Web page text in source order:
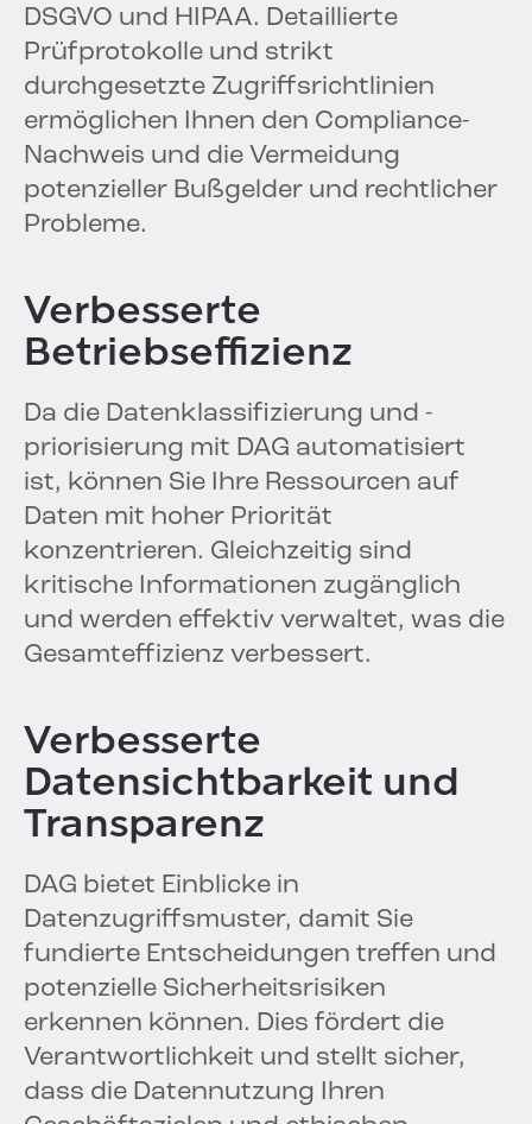
DSGVO und HIPAA. Detaillierte
Prüfprotokolle und strikt
durchgesetzte Zugriffsrichtlinien
ermöglichen Ihnen den Compliance-
Nachweis und die Vermeidung
potenzieller Bußgelder und rechtlicher
Probleme.
Verbesserte
Betriebseffizienz
Da die Datenklassifizierung und -
priorisierung mit DAG automatisiert
ist, können Sie Ihre Ressourcen auf
Daten mit hoher Priorität
konzentrieren. Gleichzeitig sind
kritische Informationen zugänglich
und werden effektiv verwaltet, was die
Gesamteffizienz verbessert.
Verbesserte
Datensichtbarkeit und
Transparenz
DAG bietet Einblicke in
Datenzugriffsmuster, damit Sie
fundierte Entscheidungen treffen und
potenzielle Sicherheitsrisiken
erkennen können. Dies fördert die
Verantwortlichkeit und stellt sicher,
dass die Datennutzung Ihren